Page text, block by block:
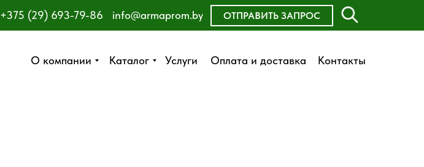
О компании Каталог Услуги Оплата и доставка Контакты
+375 (29) 693-79-86 ОТПРАВИТЬ ЗАПРОС
info@armaprom.by
О компании Каталог Услуги Оплата и доставка Контакты
ОСТАВИТЬ ЗАЯВКУ
ЗАКАЗАТЬ ЗВОНОК